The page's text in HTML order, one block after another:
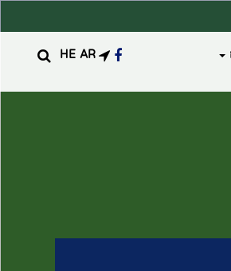
AR
HE